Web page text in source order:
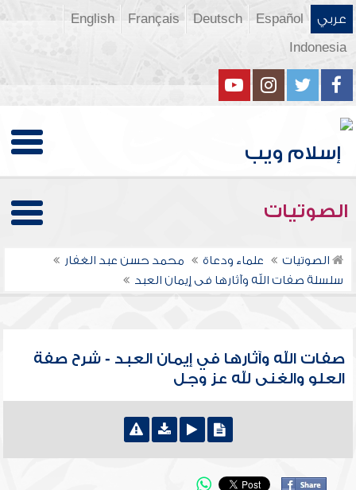
عربي Español
Deutsch
Français
English
Indonesia
الصوتيات
الصوتيات علماء ودعاة
محمد حسن عبد الغفار
سلسلة صفات الله وآثارها فى إيمان العبد
صفات الله وآثارها في إيمان العبد - شرح صفة
العلو والغنى لله عز وجل